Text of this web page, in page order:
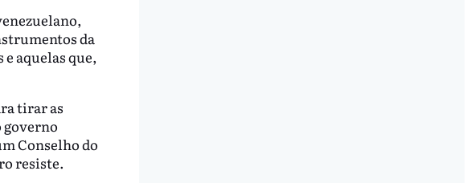
da
aquelas que,
tirar as
governo
Conselho do
resiste.